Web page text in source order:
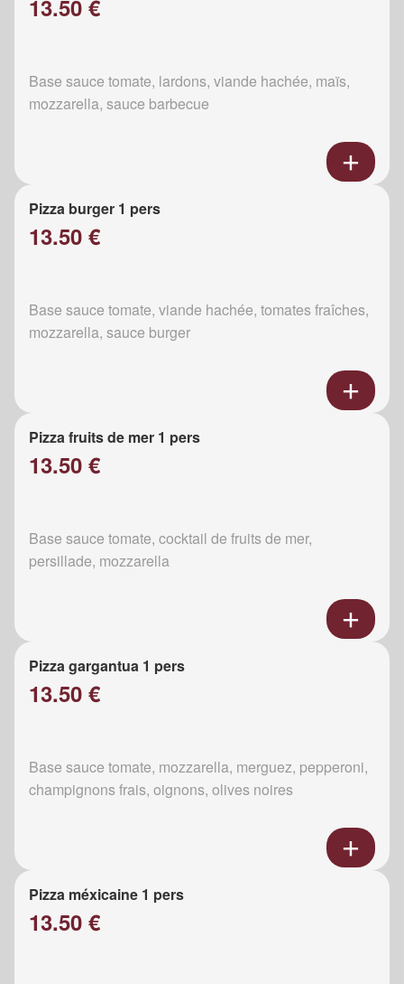
13.50 €
Base sauce tomate, lardons, viande hachée, maïs,
mozzarella, sauce barbecue
Pizza burger 1 pers
13.50 €
Base sauce tomate, viande hachée, tomates fraîches,
mozzarella, sauce burger
Pizza fruits de mer 1 pers
13.50 €
Base sauce tomate, cocktail de fruits de mer,
persillade, mozzarella
Pizza gargantua 1 pers
13.50 €
Base sauce tomate, mozzarella, merguez, pepperoni,
champignons frais, oignons, olives noires
Pizza méxicaine 1 pers
13.50 €